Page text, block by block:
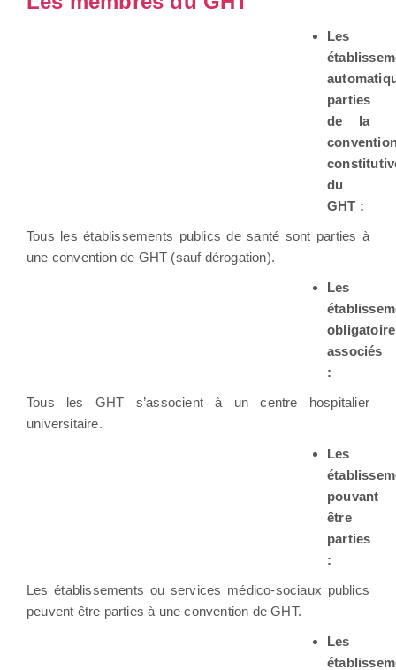
Les
parties
de la
du
GHT :
Tous les établissements publics de santé sont parties à
une convention de GHT (sauf dérogation).
Les
associés
:
Tous les GHT s’associent à un centre hospitalier
universitaire.
Les
pouvant
être
parties
:
Les établissements ou services médico-sociaux publics
peuvent être parties à une convention de GHT.
Les